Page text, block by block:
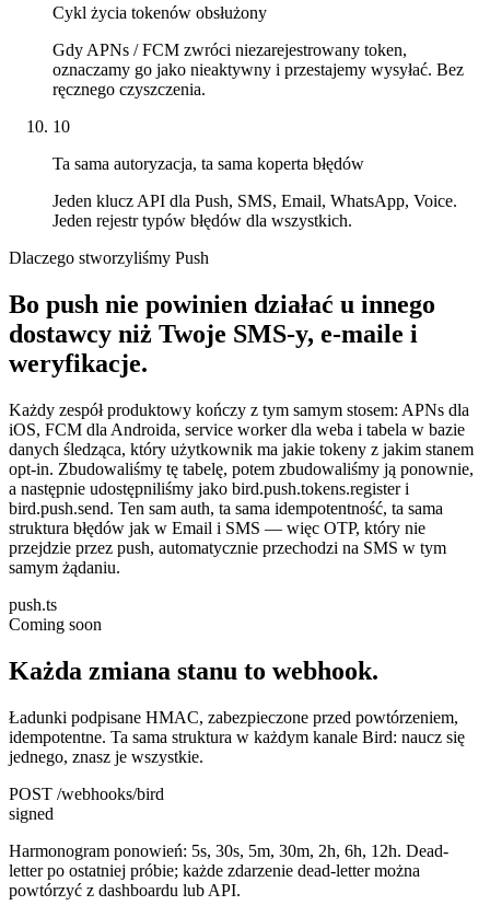
Cykl życia tokenów obsłużony
Gdy APNs / FCM zwróci niezarejestrowany token,
oznaczamy go jako nieaktywny i przestajemy wysyłać. Bez
ręcznego czyszczenia.
10
Ta sama autoryzacja, ta sama koperta błędów
Jeden klucz API dla Push, SMS, Email, WhatsApp, Voice.
Jeden rejestr typów błędów dla wszystkich.
Dlaczego stworzyliśmy Push
Bo push nie powinien działać u innego
dostawcy niż Twoje SMS-y, e-maile i
weryfikacje.
Każdy zespół produktowy kończy z tym samym stosem: APNs dla
iOS, FCM dla Androida, service worker dla weba i tabela w bazie
danych śledząca, który użytkownik ma jakie tokeny z jakim stanem
opt-in. Zbudowaliśmy tę tabelę, potem zbudowaliśmy ją ponownie,
a następnie udostępniliśmy jako bird.push.tokens.register i
bird.push.send. Ten sam auth, ta sama idempotentność, ta sama
struktura błędów jak w Email i SMS — więc OTP, który nie
przejdzie przez push, automatycznie przechodzi na SMS w tym
samym żądaniu.
push.ts
Coming soon
Każda zmiana stanu to webhook.
Ładunki podpisane HMAC, zabezpieczone przed powtórzeniem,
idempotentne. Ta sama struktura w każdym kanale Bird: naucz się
jednego, znasz je wszystkie.
POST /webhooks/bird
signed
Harmonogram ponowień: 5s, 30s, 5m, 30m, 2h, 6h, 12h. Dead-
letter po ostatniej próbie; każde zdarzenie dead-letter można
powtórzyć z dashboardu lub API.